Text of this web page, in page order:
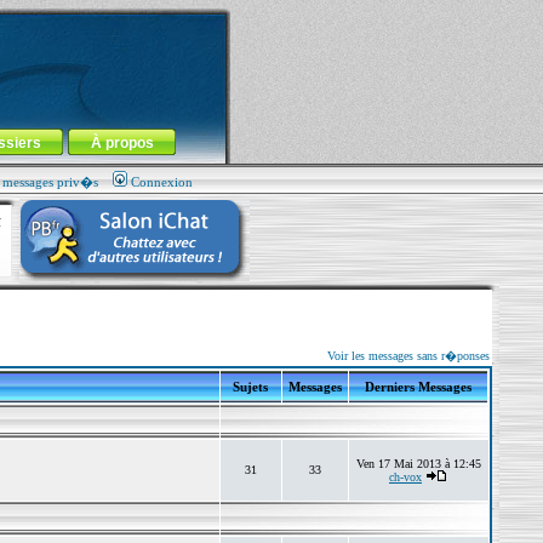
À propos
priv�s Connexion
Voir les messages sans r�ponses
Sujets Messages Derniers Messages
31 33
Ven 17 Mai 2013 à 12:45
ch-vox